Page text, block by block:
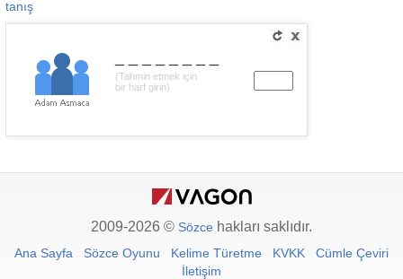
tanış
(Tahmin etmek için
bir harf girin)
2009-2026 © Sözce hakları saklıdır.
Ana Sayfa Sözce Oyunu Kelime Türetme KVKK
Cümle Çeviri
İletişim